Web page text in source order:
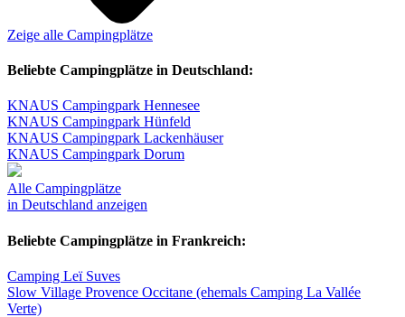
Zeige alle Campingplätze
Beliebte Campingplätze in Deutschland:
KNAUS Campingpark Hennesee
KNAUS Campingpark Hünfeld
KNAUS Campingpark Lackenhäuser
KNAUS Campingpark Dorum
Alle Campingplätze
in Deutschland anzeigen
Beliebte Campingplätze in Frankreich:
Camping Leï Suves
Slow Village Provence Occitane (ehemals Camping La Vallée
Verte)